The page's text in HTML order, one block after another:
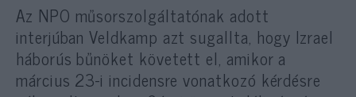
Az NPO műsorszolgáltatónak adott
interjúban Veldkamp azt sugallta, hogy Izrael
háborús bűnöket követett el, amikor a
március 23-i incidensre vonatkozó kérdésre